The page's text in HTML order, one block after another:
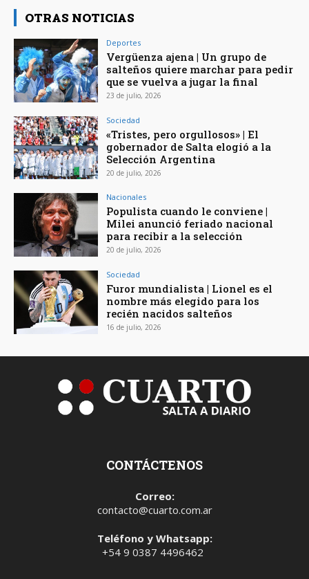
OTRAS NOTICIAS
Deportes
Vergüenza ajena | Un grupo de
salteños quiere marchar para pedir
que se vuelva a jugar la final
23 de julio, 2026
Sociedad
«Tristes, pero orgullosos» | El
gobernador de Salta elogió a la
Selección Argentina
20 de julio, 2026
Nacionales
Populista cuando le conviene |
Milei anunció feriado nacional
para recibir a la selección
20 de julio, 2026
Sociedad
Furor mundialista | Lionel es el
nombre más elegido para los
recién nacidos salteños
16 de julio, 2026
CONTÁCTENOS
Correo:
contacto@cuarto.com.ar
Teléfono y Whatsapp:
+54 9 0387 4496462